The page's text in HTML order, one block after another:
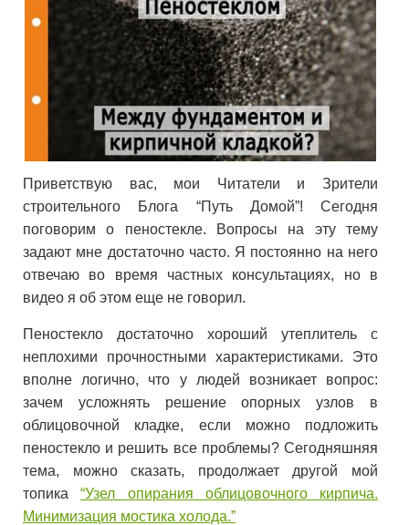
Приветствую вас, мои Читатели и Зрители
строительного Блога “Путь Домой”! Сегодня
поговорим о пеностекле. Вопросы на эту тему
задают мне достаточно часто. Я постоянно на него
отвечаю во время частных консультациях, но в
видео я об этом еще не говорил.
Пеностекло достаточно хороший утеплитель с
неплохими прочностными характеристиками. Это
вполне логично, что у людей возникает вопрос:
зачем усложнять решение опорных узлов в
облицовочной кладке, если можно подложить
пеностекло и решить все проблемы? Сегодняшняя
тема, можно сказать, продолжает другой мой
топика“Узел опирания облицовочного кирпича.
Минимизация мостика холода.”